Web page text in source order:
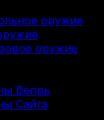
оружие
оружие
Вепрь
Сайга